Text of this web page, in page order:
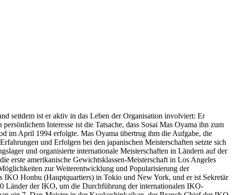
seitdem ist er aktiv in das Leben der Organisation involviert: Er
Interesse ist die Tatsache, dass Sosai Mas Oyama ihn zum
im April 1994 erfolgte. Mas Oyama übertrug ihm die Aufgabe, die
und Erfolgen bei den japanischen Meisterschaften setzte sich
und organisierte internationale Meisterschaften in Ländern auf der
erste amerikanische Gewichtsklassen-Meisterschaft in Los Angeles
zur Weiterentwicklung und Popularisierung der
Honbu (Hauptquartiers) in Tokio und New York, und er ist Sekretär
Länder der IKO, um die Durchführung der internationalen IKO-